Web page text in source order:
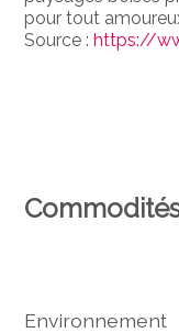
pour tout
Source :https://
Environnement